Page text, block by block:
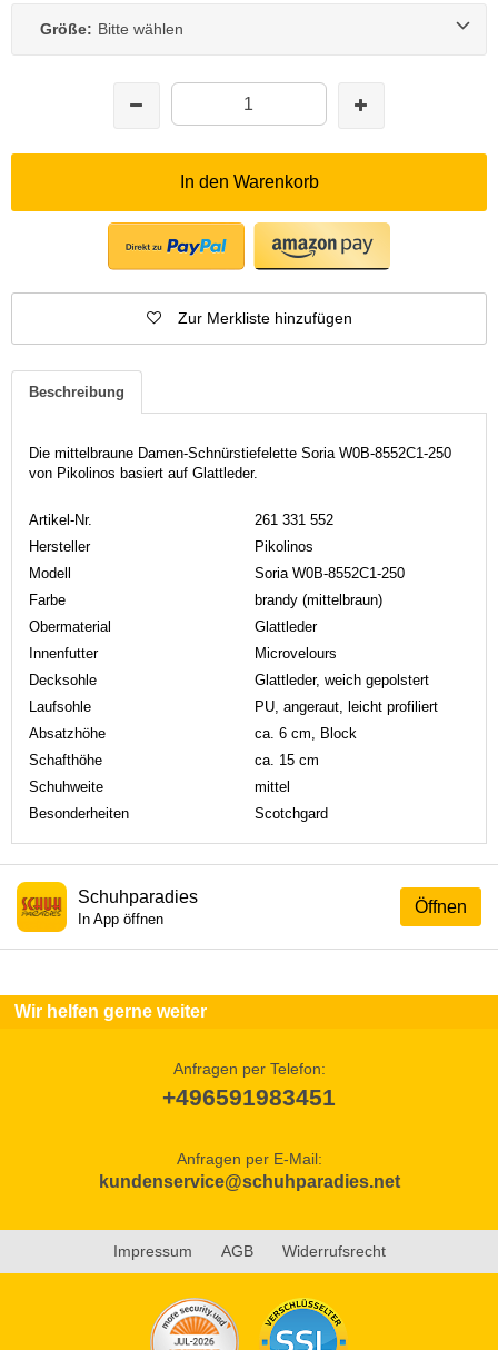
Größe: Bitte wählen
In den Warenkorb
Zur Merkliste hinzufügen
Beschreibung
Die mittelbraune Damen-Schnürstiefelette Soria W0B-8552C1-250
von Pikolinos basiert auf Glattleder.
Artikel-Nr.
261 331 552
Hersteller
Pikolinos
Modell
Soria W0B-8552C1-250
Farbe
brandy (mittelbraun)
Obermaterial
Glattleder
Innenfutter
Microvelours
Decksohle
Glattleder, weich gepolstert
Laufsohle
PU, angeraut, leicht profiliert
Absatzhöhe
ca. 6 cm, Block
Schafthöhe
ca. 15 cm
Schuhweite
mittel
Besonderheiten
Scotchgard
Öffnen
Schuhparadies
In App öffnen
Wir helfen gerne weiter
Anfragen per Telefon:
+496591983451
Anfragen per E-Mail:
kundenservice@schuhparadies.net
Impressum AGB Widerrufsrecht